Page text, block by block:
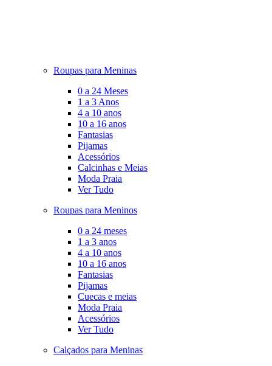
Roupas para Meninas
0 a 24 Meses
1 a 3 Anos
4 a 10 anos
10 a 16 anos
Fantasias
Pijamas
Acessórios
Calcinhas e Meias
Moda Praia
Ver Tudo
Roupas para Meninos
0 a 24 meses
1 a 3 anos
4 a 10 anos
10 a 16 anos
Fantasias
Pijamas
Cuecas e meias
Moda Praia
Acessórios
Ver Tudo
Calçados para Meninas